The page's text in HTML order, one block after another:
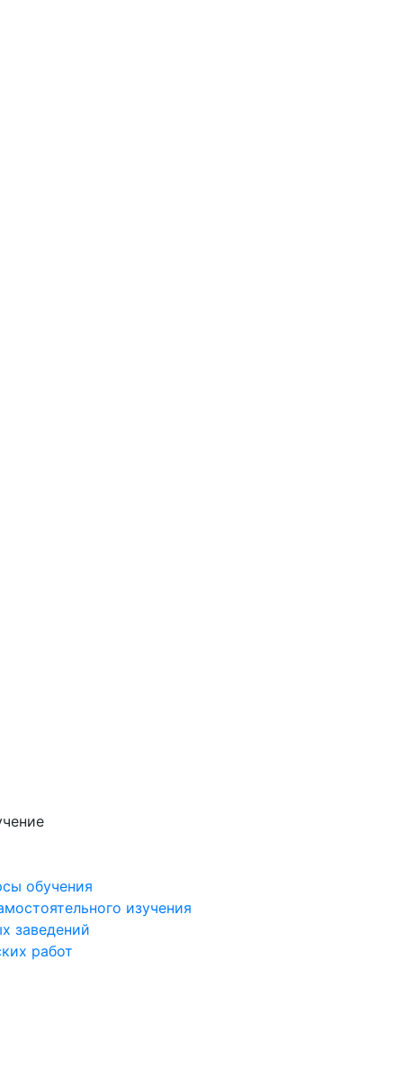
обучения
изучения
заведений
работ